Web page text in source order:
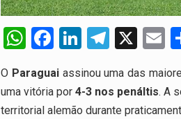
W
at
s
F
ce
b
Li
ke
dI
T
e
gr
X
E
O Paraguaiassinou uma das
uma vitória por4-3 nos penáltis. A
territorial alemão durante